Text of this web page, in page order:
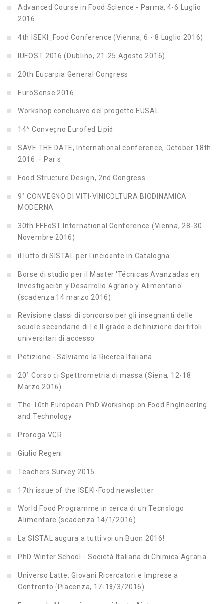
Advanced Course in Food Science - Parma, 4-6 Luglio
2016
4th ISEKI_Food Conference (Vienna, 6 - 8 Luglio 2016)
IUFOST 2016 (Dublino, 21-25 Agosto 2016)
20th Eucarpia General Congress
EuroSense 2016
Workshop conclusivo del progetto EUSAL
14^ Convegno Eurofed Lipid
SAVE THE DATE, International conference, October 18th
2016 – Paris
Food Structure Design, 2nd Congress
9° CONVEGNO DI VITI-VINICOLTURA BIODINAMICA
MODERNA
30th EFFoST International Conference (Vienna, 28-30
Novembre 2016)
il lutto di SISTAL per l'incidente in Catalogna
Borse di studio per il Master 'Técnicas Avanzadas en
Investigación y Desarrollo Agrario y Alimentario'
(scadenza 14 marzo 2016)
Revisione classi di concorso per gli insegnanti delle
scuole secondarie di I e II grado e definizione dei titoli
universitari di accesso
Petizione - Salviamo la Ricerca Italiana
20° Corso di Spettrometria di massa (Siena, 12-18
Marzo 2016)
The 10th European PhD Workshop on Food Engineering
and Technology
Proroga VQR
Giulio Regeni
Teachers Survey 2015
17th issue of the ISEKI-Food newsletter
World Food Programme in cerca di un Tecnologo
Alimentare (scadenza 14/1/2016)
La SISTAL augura a tutti voi un Buon 2016!
PhD Winter School - Società Italiana di Chimica Agraria
Universo Latte: Giovani Ricercatori e Imprese a
Confronto (Piacenza, 17-18/3/2016)